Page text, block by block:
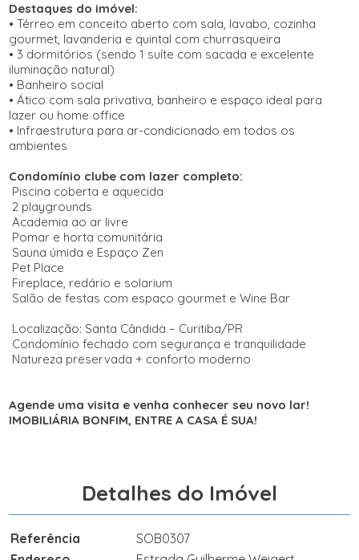
Destaques do imóvel:
• Térreo em conceito aberto com sala, lavabo, cozinha
gourmet, lavanderia e quintal com churrasqueira
• 3 dormitórios (sendo 1 suíte com sacada e excelente
iluminação natural)
• Banheiro social
• Ático com sala privativa, banheiro e espaço ideal para
lazer ou home office
• Infraestrutura para ar-condicionado em todos os
ambientes
Condomínio clube com lazer completo:
Piscina coberta e aquecida
2 playgrounds
Academia ao ar livre
Pomar e horta comunitária
Sauna úmida e Espaço Zen
Pet Place
Fireplace, redário e solarium
Salão de festas com espaço gourmet e Wine Bar
Localização: Santa Cândida – Curitiba/PR
Condomínio fechado com segurança e tranquilidade
Natureza preservada + conforto moderno
Agende uma visita e venha conhecer seu novo lar!
IMOBILIÁRIA BONFIM, ENTRE A CASA É SUA!
Detalhes do Imóvel
Referência
SOB0307